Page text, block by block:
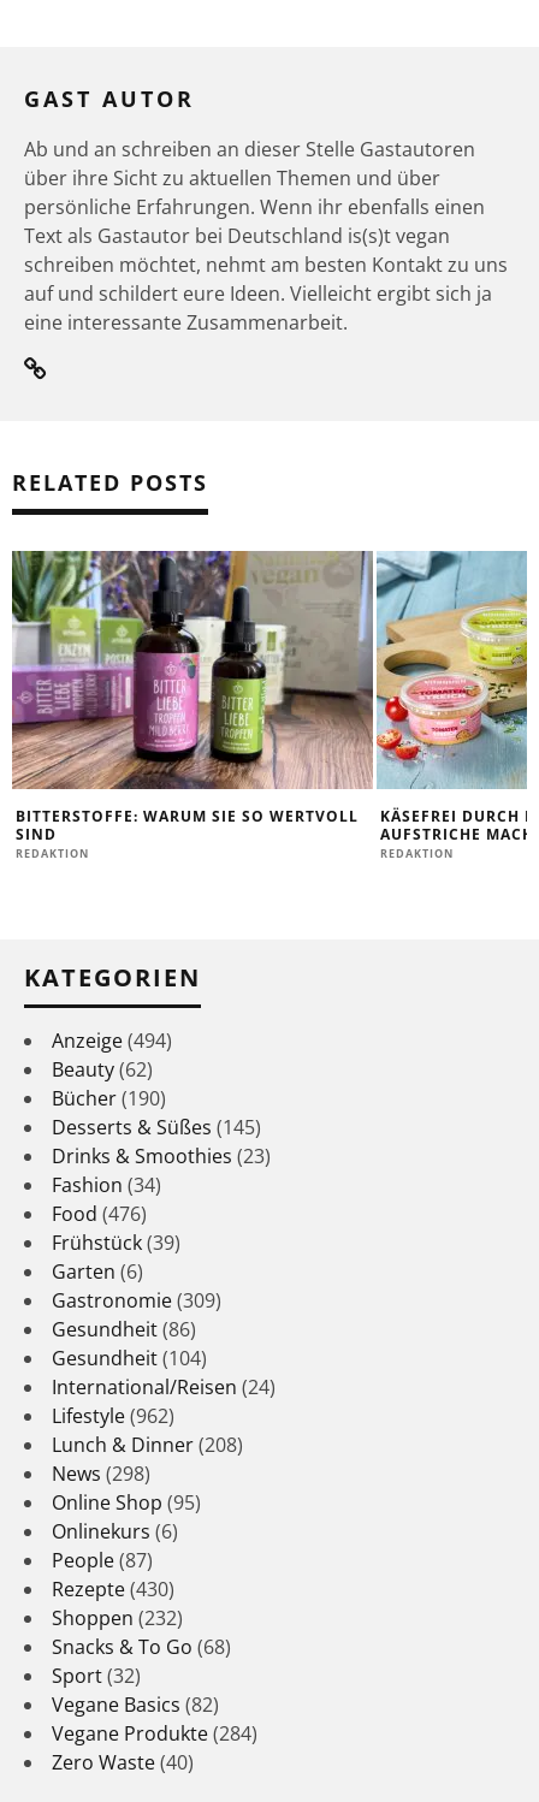
GAST AUTOR
Ab und an schreiben an dieser Stelle Gastautoren
über ihre Sicht zu aktuellen Themen und über
persönliche Erfahrungen. Wenn ihr ebenfalls einen
Text als Gastautor bei Deutschland is(s)t vegan
schreiben möchtet, nehmt am besten Kontakt zu uns
auf und schildert eure Ideen. Vielleicht ergibt sich ja
eine interessante Zusammenarbeit.
RELATED POSTS
BITTERSTOFFE: WARUM SIE SO WERTVOLL
SIND
REDAKTION
KÄSEFREI DURCH
AUFSTRICHE
REDAKTION
KATEGORIEN
Anzeige(494)
Beauty(62)
Bücher(190)
Desserts & Süßes (145)
Drinks & Smoothies (23)
Fashion (34)
Food (476)
Frühstück(39)
Garten (6)
Gastronomie(309)
Gesundheit(86)
Gesundheit(104)
International/Reisen (24)
Lifestyle(962)
Lunch & Dinner(208)
News (298)
Online Shop (95)
Onlinekurs (6)
People(87)
Rezepte(430)
Shoppen (232)
Snacks & To Go (68)
Sport(32)
Vegane Basics (82)
Vegane Produkte(284)
Zero Waste(40)